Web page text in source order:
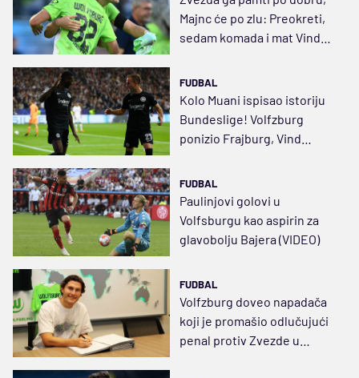
Majnc će po zlu: Preokreti,
sedam komada i mat Vinda u
FUDBAL
Kolo Muani ispisao istoriju
Bundeslige! Volfzburg
ponizio Frajburg, Vind
sezonu (VIDEO)
FUDBAL
Paulinjovi golovi u
Volfsburgu kao aspirin za
glavobolju Bajera (VIDEO)
FUDBAL
Volfzburg doveo napadača
koji je promašio odlučujući
penal protiv Zvezde u